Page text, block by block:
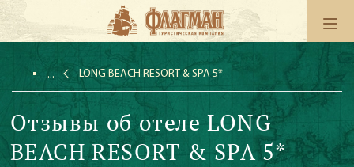
LONG BEACH RESORT & SPA 5*
Отзывы об отеле LONG
BEACH RESORT & SPA 5*